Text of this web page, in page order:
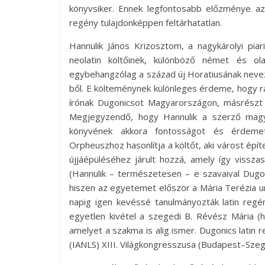
könyvsiker. Ennek legfontosabb előzménye
regény tulajdonképpen feltárhatatlan.
Hannulik János Krizosztom, a nagykárolyi
neolatin költőinek, különböző német és
egybehangzólag a század új Horatiusának
ből. E költeménynek különleges érdeme,
írónak Dugonicsot Magyarországon,
Megjegyzendő, hogy Hannulik a szerző
könyvének akkora fontosságot és
Orpheuszhoz hasonlítja a költőt, aki várost
újjáépüléséhez járult hozzá, amely így
(Hannulik – természetesen – e szavaival
hiszen az egyetemet először a Mária Terézia
napig igen kevéssé tanulmányozták latin
egyetlen kivétel a szegedi B. Révész Mária
amelyet a szakma is alig ismer. Dugonics latin
(IANLS) XIII. Világkongresszusa